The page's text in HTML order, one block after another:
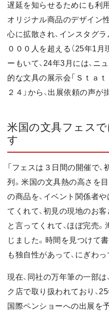
遅延を知らせるためにも利
オリジナル商品のデザイン
心に拡散され、インスタグ
０００人を超える（25年1月
ーもいて、24年3月には、ニ
的な文具の展示会「Ｓｔａ
２４」から、出展依頼の声が
米国の文具フェス
す
「フェスは３日間の開催で
列。米国の文具熱の高さを
の商品を、イベント関係者
てくれて、初見の現地のお客
と言ってくれて、ほぼ完売
じました。時間を見つけて
も独自性があって、にぎわ
現在、同社の万年筆の一部
ク店で取り扱われており、
国際ペンショーへの出展を